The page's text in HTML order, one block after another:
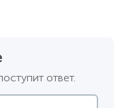
ответ.